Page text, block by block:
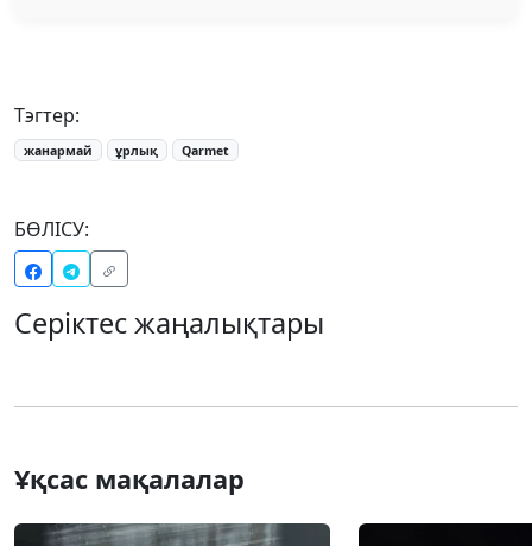
Тэгтер:
жанармай ұрлық Qarmet
БӨЛІСУ:
Серіктес жаңалықтары
Ұқсас мақалалар